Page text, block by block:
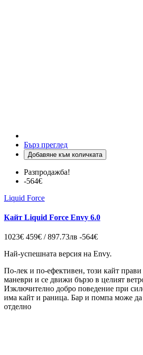
Бърз преглед
Добавяне към количката
Разпродажба!
-564€
Liquid Force
Кайт Liquid Force Envy 6.0
1023€ 459€ / 897.73лв -564€
Най-успешната версия на Envy.
По-лек и по-ефективен, този кайт прави
маневри и се движи бързо в целият
Изключително добро поведение при
има кайт и раница. Бар и помпа може да
отделно